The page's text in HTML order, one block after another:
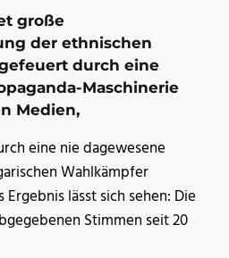
große
der ethnischen
durch eine
Maschinerie
Medien,
eine nie dagewesene
Wahlkämpfer
lässt sich sehen: Die
Stimmen seit 20